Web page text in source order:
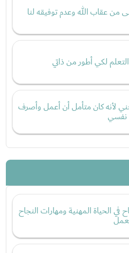
من عقاب الله وعدم توفيقه لنا
التعلم لكي أطور من ذاتي
لأنه كان متأمل أن أعمل وأصرف
نفسي
في الحياة المهنية ومهارات النجاح